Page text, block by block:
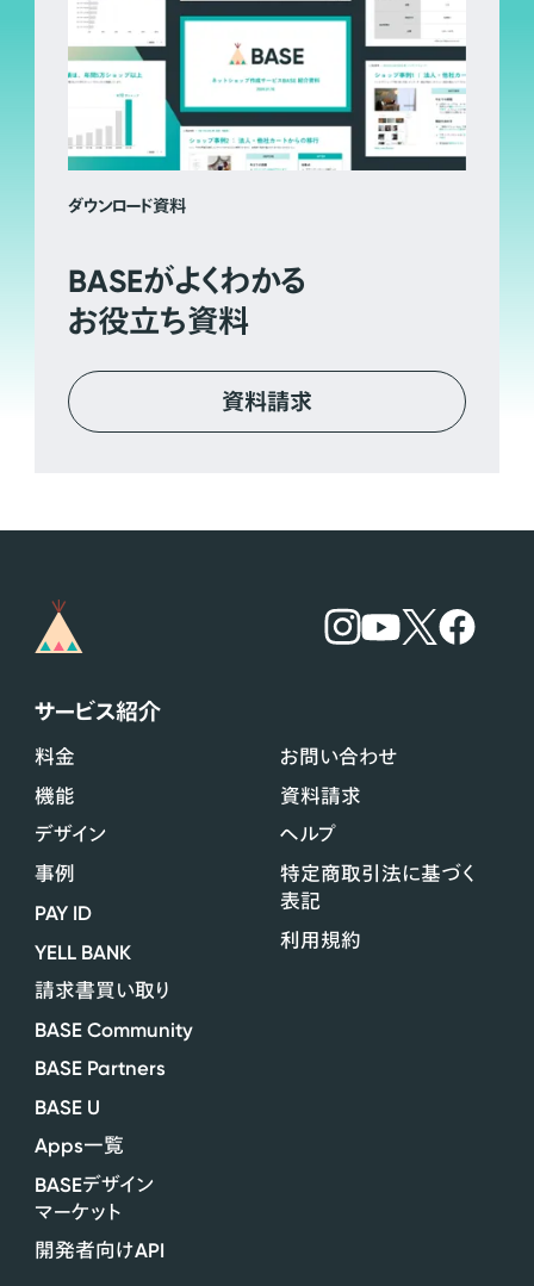
ダウンロード資料
BASEがよくわかる
お役立ち資料
資料請求
サービス紹介
料金
機能
デザイン
事例
PAY ID
YELL BANK
請求書買い取り
BASE Community
BASE Partners
BASE U
Apps一覧
BASEデザイン
マーケット
開発者向けAPI
お問い合わせ
資料請求
ヘルプ
特定商取引法に基づく
表記
利用規約